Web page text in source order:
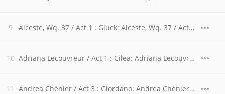
Alceste, Wq. 37 / Act 1 : Gluck: Alceste, Wq. 37 / Act 1 - "Divinités du Styx"
Adriana Lecouvreur / Act 1 : Cilea: Adriana Lecouvreur / Act 1 - "Io son l'umile ancella"
Andrea Chénier / Act 3 : Giordano: Andrea Chénier / Act 3 - "La mamma morta"